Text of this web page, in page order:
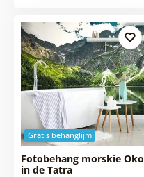
Gratis behanglijm
Fotobehang morskie Oko
in de Tatra